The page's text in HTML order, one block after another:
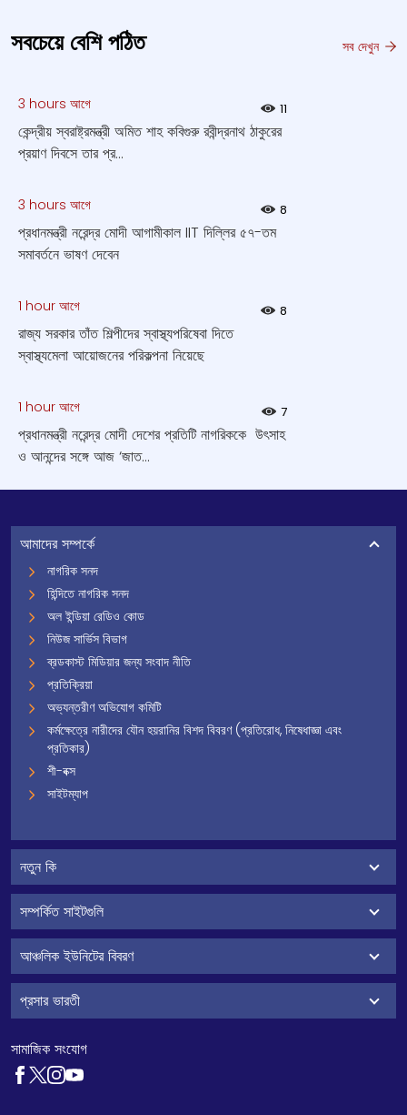
সবচেয়ে বেশি পঠিত সব দেখুন
3 hours আগে 11
কেন্দ্রীয় স্বরাষ্ট্রমন্ত্রী অমিত শাহ কবিগুরু রবীন্দ্রনাথ ঠাকুরের
প্রয়াণ দিবসে তার প্র...
3 hours আগে 8
প্রধানমন্ত্রী নরেন্দ্র মোদী আগামীকাল IIT দিল্লির ৫৭-তম
সমাবর্তনে ভাষণ দেবেন
1 hour আগে 8
রাজ্য সরকার তাঁত শিল্পীদের স্বাস্থ্যপরিষেবা দিতে
স্বাস্থ্যমেলা আয়োজনের পরিকল্পনা নিয়েছে
1 hour আগে 7
প্রধানমন্ত্রী নরেন্দ্র মোদী দেশের প্রতিটি নাগরিককে উৎসাহ
ও আনন্দের সঙ্গে আজ ‘জাত...
আমাদের সম্পর্কে
নাগরিক সনদ
হিন্দিতে নাগরিক সনদ
অল ইন্ডিয়া রেডিও কোড
নিউজ সার্ভিস বিভাগ
ব্রডকাস্ট মিডিয়ার জন্য সংবাদ নীতি
প্রতিক্রিয়া
অভ্যন্তরীণ অভিযোগ কমিটি
কর্মক্ষেত্রে নারীদের যৌন হয়রানির বিশদ বিবরণ (প্রতিরোধ, নিষেধাজ্ঞা এবং
প্রতিকার)
শী-বক্স
সাইটম্যাপ
নতুন কি
সম্পর্কিত সাইটগুলি
আঞ্চলিক ইউনিটের বিবরণ
প্রসার ভারতী
সামাজিক সংযোগ